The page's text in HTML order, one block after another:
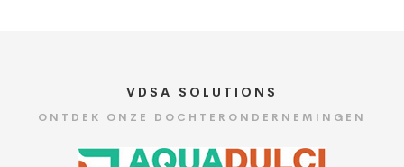
VDSA SOLUTIONS
ONTDEK ONZE DOCHTERONDERNEMINGEN